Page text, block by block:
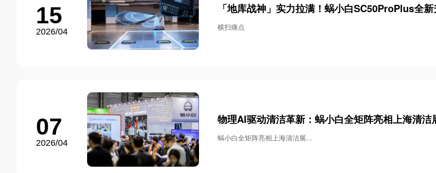
15
2026/04
「地库战神」实力拉满！蜗小白SC50ProPlus全
横扫痛点
07
2026/04
物理AI驱动清洁革新：蜗小白全矩阵亮相上海清
效“一步到位”
蜗小白全矩阵亮相上海清洁展...